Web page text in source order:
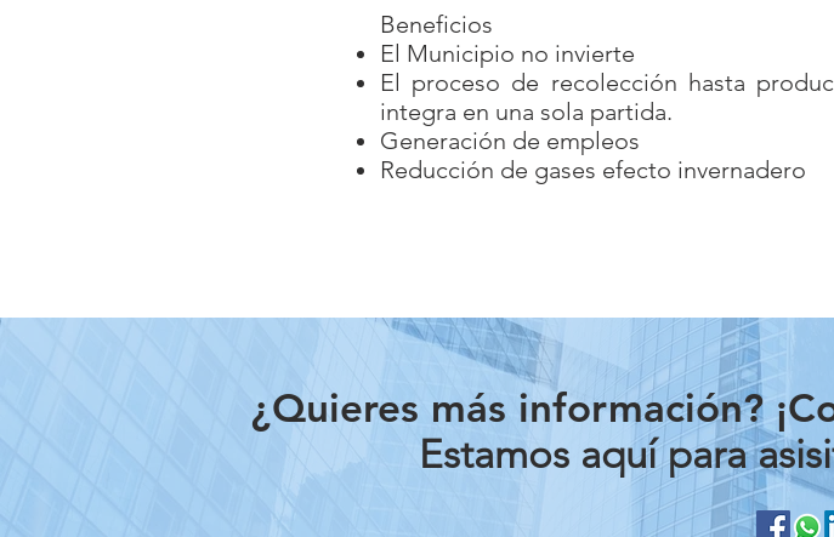
Beneficios
El Municipio no invierte
El proceso de recolección hasta
integra en una sola partida.
Generación de empleos
Reducción de gases efecto invernadero
¿Quieres más información?
Estamos aquí para